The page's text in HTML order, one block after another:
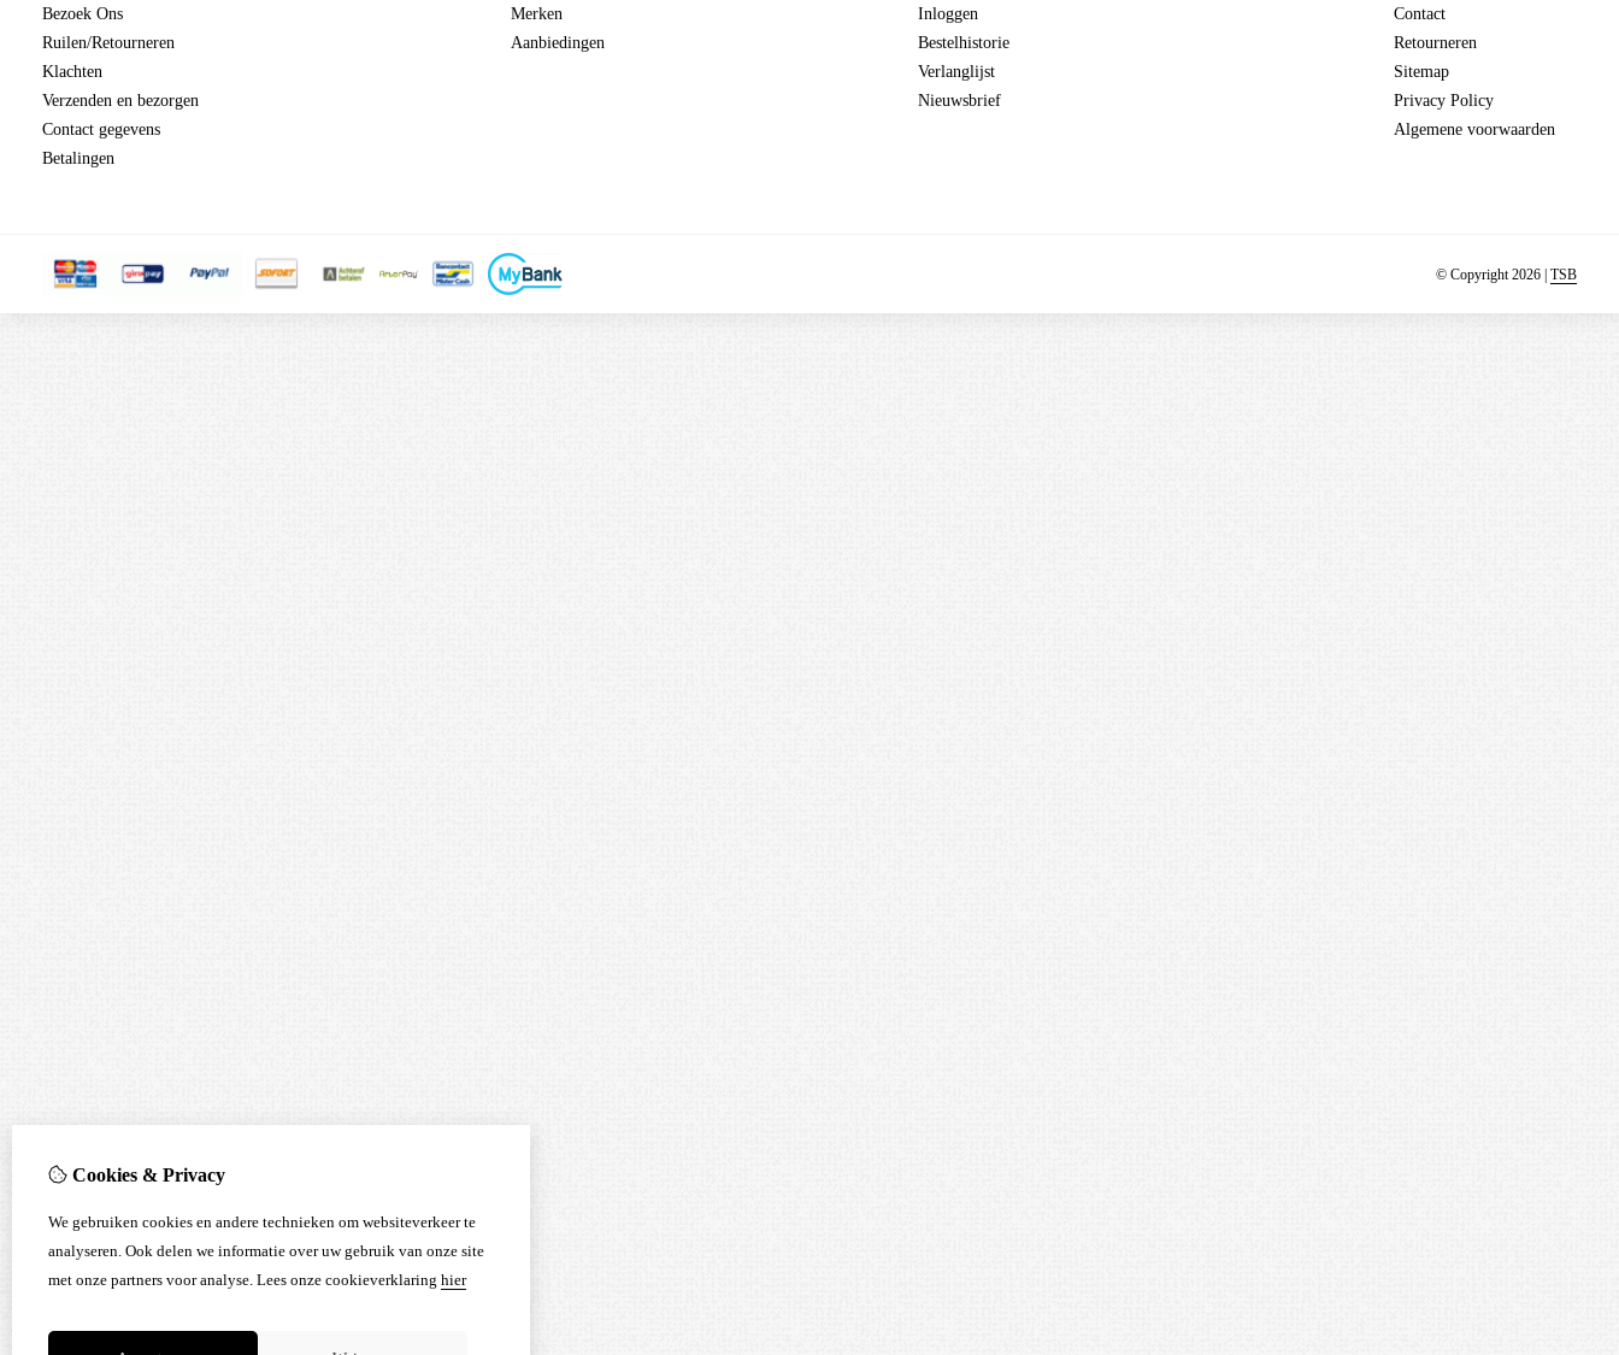
Bezoek Ons
Ruilen/Retourneren
Klachten
Verzenden en bezorgen
Contact gegevens
Betalingen
Merken
Aanbiedingen
Inloggen
Bestelhistorie
Verlanglijst
Nieuwsbrief
Contact
Retourneren
Sitemap
Privacy Policy
Algemene voorwaarden
© Copyright 2026 | TSB
Cookies & Privacy
We gebruiken cookies en andere technieken om websiteverkeer te
analyseren. Ook delen we informatie over uw gebruik van onze site
met onze partners voor analyse. Lees onze cookieverklaring hier